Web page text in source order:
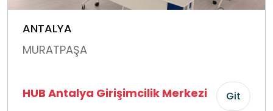
ANTALYA
MURATPAŞA
HUB Antalya Girişimcilik Merkezi Git